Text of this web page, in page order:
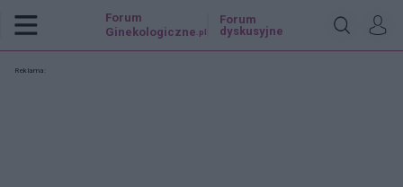
Forum
Ginekologiczne .pl
Forum
dyskusyjne
Reklama: